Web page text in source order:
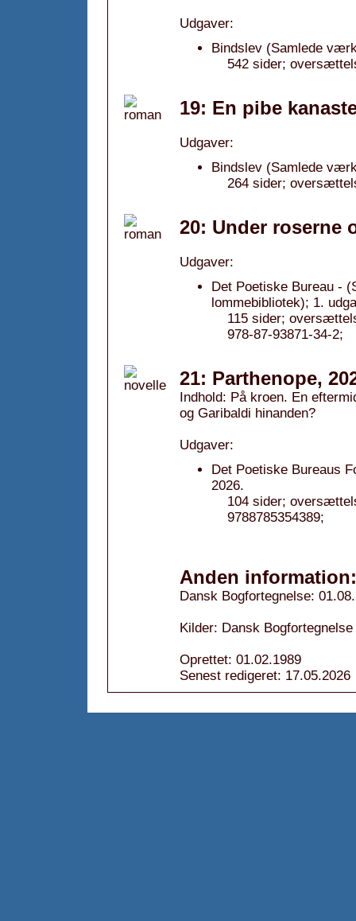
Udgaver:
Bindslev (Samlede
542 sider;
19: En pibe
Udgaver:
Bindslev (Samlede
264 sider;
20: Under roserne
Udgaver:
Det Poetiske Bureau -
lommebibliotek); 1.
115 sider;
978-87-93871-34-2;
21: Parthenope,
Indhold: På kroen. En
og Garibaldi hinanden?
Udgaver:
Det Poetiske Bureaus
2026.
104 sider;
9788785354389;
Anden information:
Dansk Bogfortegnelse:
Kilder: Dansk
Oprettet: 01.02.1989
Senest redigeret: 17.05.2026